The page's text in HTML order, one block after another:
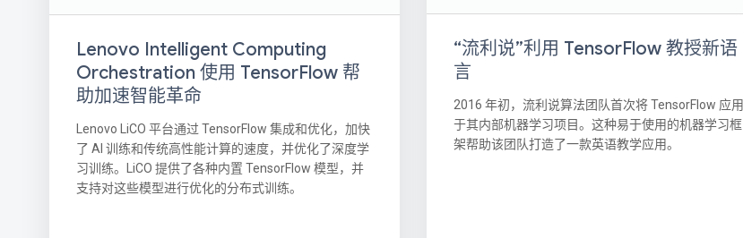
Lenovo Intelligent Computing
Orchestration 使用 TensorFlow 帮
助加速智能革命
Lenovo LiCO 平台通过 TensorFlow 集成和优化，加快
了 AI 训练和传统高性能计算的速度，并优化了深度学
习训练。LiCO 提供了各种内置 TensorFlow 模型，并
支持对这些模型进行优化的分布式训练。
“流利说”利用 TensorFlow 教授新语
言
2016 年初，流利说算法团队首次将 TensorFlow 应用
于其内部机器学习项目。这种易于使用的机器学习框
架帮助该团队打造了一款英语教学应用。